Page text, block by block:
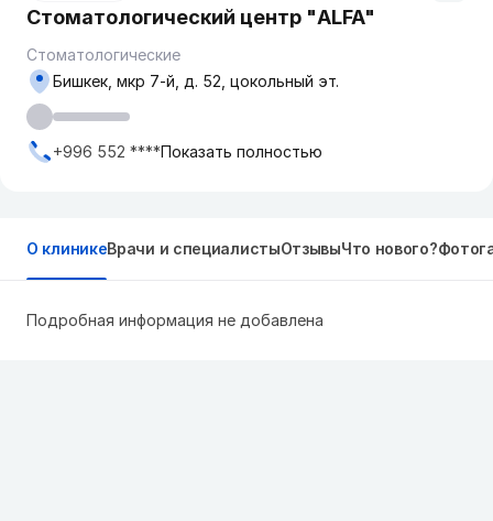
​Стоматологический центр "ALFA"
Стоматологические
Бишкек, мкр ​7-й, д. 52​, цокольный эт.
+996 552 ****Показать полностью
О клиникеВрачи и специалистыОтзывыЧто нового?
Подробная информация не добавлена